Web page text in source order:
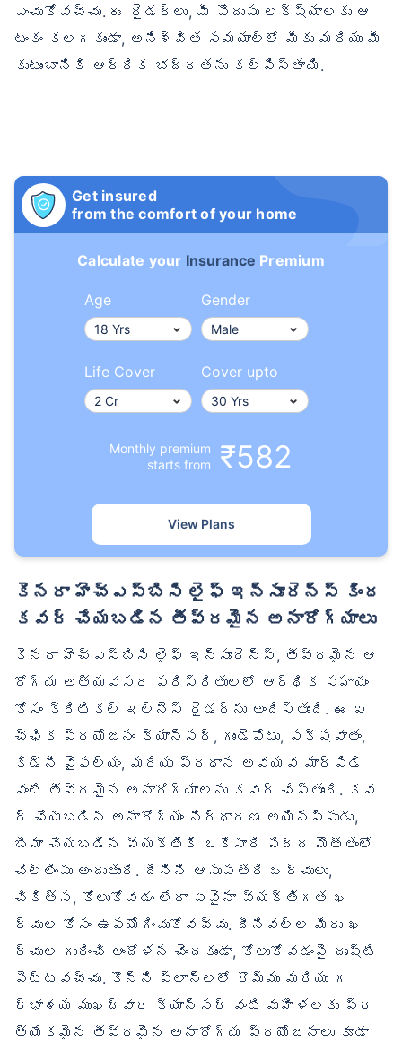
ఎంచుకోవచ్చు. ఈ రైడర్‌లు, మీ పొదుపు లక్ష్యాలకు ఆ
టంకం కలగకుండా, అనిశ్చిత సమయాల్లో మీకు మరియు మీ
కుటుంబానికి ఆర్థిక భద్రతను కల్పిస్తాయి.
Get insured
from the comfort of your home
Calculate your Insurance Premium
Age Gender
Life Cover Cover upto
Monthly premium
starts from
₹582
View Plans
కెనరా హెచ్‌ఎస్‌బిసి లైఫ్ ఇన్సూరెన్స్ కింద
కవర్ చేయబడిన తీవ్రమైన అనారోగ్యాలు
కెనరా హెచ్‌ఎస్‌బిసి లైఫ్ ఇన్సూరెన్స్, తీవ్రమైన ఆ
రోగ్య అత్యవసర పరిస్థితులలో ఆర్థిక సహాయం
కోసం క్రిటికల్ ఇల్‌నెస్ రైడర్‌ను అందిస్తుంది. ఈ ఐ
చ్ఛిక ప్రయోజనం క్యాన్సర్, గుండెపోటు, పక్షవాతం,
కిడ్నీ వైఫల్యం, మరియు ప్రధాన అవయవ మార్పిడి
వంటి తీవ్రమైన అనారోగ్యాలను కవర్ చేస్తుంది. కవ
ర్ చేయబడిన అనారోగ్యం నిర్ధారణ అయినప్పుడు,
బీమా చేయబడిన వ్యక్తికి ఒకేసారి పెద్ద మొత్తంలో
చెల్లింపు అందుతుంది. దీనిని ఆసుపత్రి ఖర్చులు,
చికిత్స, కోలుకోవడం లేదా ఏవైనా వ్యక్తిగత ఖ
ర్చుల కోసం ఉపయోగించుకోవచ్చు. దీనివల్ల మీరు ఖ
ర్చుల గురించి ఆందోళన చెందకుండా, కోలుకోవడంపై దృష్టి
పెట్టవచ్చు. కొన్ని ప్లాన్‌లలో రొమ్ము మరియు గ
ర్భాశయ ముఖద్వార క్యాన్సర్ వంటి మహిళలకు ప్ర
త్యేకమైన తీవ్రమైన అనారోగ్య ప్రయోజనాలు కూడా